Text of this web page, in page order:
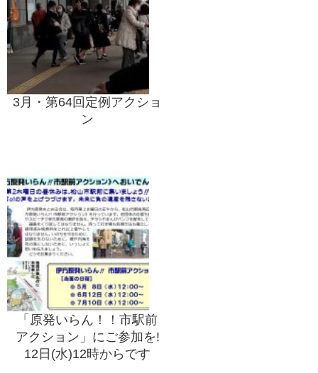
3月・第64回定例アクショ
ン
「原発いらん！！市駅前
アクション」にご参加を!
12日(水)12時からです